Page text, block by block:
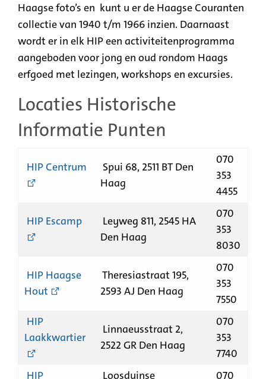
Haagse foto’s en kunt u er de Haagse Couranten
collectie van 1940 t/m 1966 inzien. Daarnaast
wordt er in elk HIP een activiteitenprogramma
aangeboden voor jong en oud rondom Haags
erfgoed met lezingen, workshops en excursies.
Locaties Historische
Informatie Punten
HIP Centrum
Spui 68, 2511 BT Den
Haag
070
353
4455
HIP Escamp
Leyweg 811, 2545 HA
Den Haag
070
353
8030
HIP Haagse
Hout
Theresiastraat 195,
2593 AJ Den Haag
070
353
7550
HIP
Laakkwartier
Linnaeusstraat 2,
2522 GR Den Haag
070
353
7740
HIP
Loosduinse
070